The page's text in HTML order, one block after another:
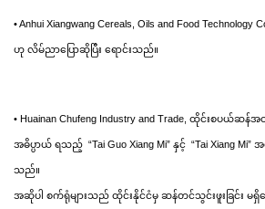
• Anhui Xiangwang Cereals, Oils and Food
ဟု လိမ်ညာပြောဆိုပြီး ရောင်းသည်။
• Huainan Chufeng Industry and Trade, ထိုင်းစပ
အဓိပ္ပာယ် ရသည့်  “Tai Guo Xiang Mi” နှင့်  “Tai Xiang Mi”
သည်။
အဆိုပါ စက်ရုံများသည် ထိုင်းနိုင်ငံမှ ဆန်တင်သွင်းဖူးခြင်း မ